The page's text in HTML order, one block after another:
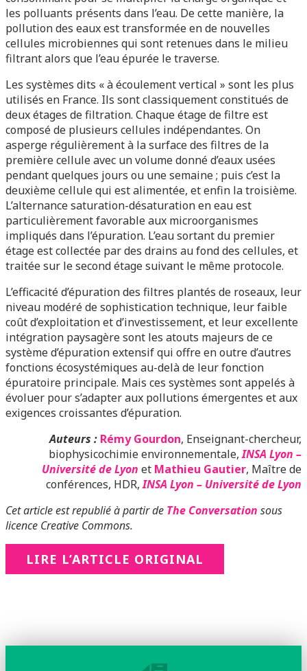
les polluants présents dans l’eau. De cette manière, la
pollution des eaux est transformée en de nouvelles
cellules microbiennes qui sont retenues dans le milieu
filtrant alors que l’eau épurée le traverse.
Les systèmes dits « à écoulement vertical » sont les plus
utilisés en France. Ils sont classiquement constitués de
deux étages de filtration. Chaque étage de filtre est
composé de plusieurs cellules indépendantes. On
asperge régulièrement à la surface des filtres de la
première cellule avec un volume donné d’eaux usées
pendant quelques jours ou une semaine ; puis c’est la
deuxième cellule qui est alimentée, et enfin la troisième.
L’alternance saturation-désaturation en eau est
particulièrement favorable aux microorganismes
impliqués dans l’épuration. L’eau sortant du premier
étage est collectée par des drains au fond des cellules, et
traitée sur le second étage suivant le même protocole.
L’efficacité d’épuration des filtres plantés de roseaux, leur
niveau modéré de sophistication technique, leur faible
coût d’exploitation et d’investissement, et leur excellente
intégration paysagère sont les atouts majeurs de ce
système d’épuration extensif qui offre en outre d’autres
fonctions écosystémiques au-delà de leur fonction
épuratoire principale. Mais ces systèmes sont appelés à
évoluer pour s’adapter aux pollutions émergentes et aux
exigences croissantes d’épuration.
Auteurs : Rémy Gourdon, Enseignant-chercheur,
biophysicochimie environnementale,INSA Lyon –
Université de Lyon et Mathieu Gautier, Maître de
conférences, HDR,INSA Lyon – Université de Lyon
Cet article est republié à partir de The Conversation sous
licence Creative Commons.
LIRE L’ARTICLE ORIGINAL